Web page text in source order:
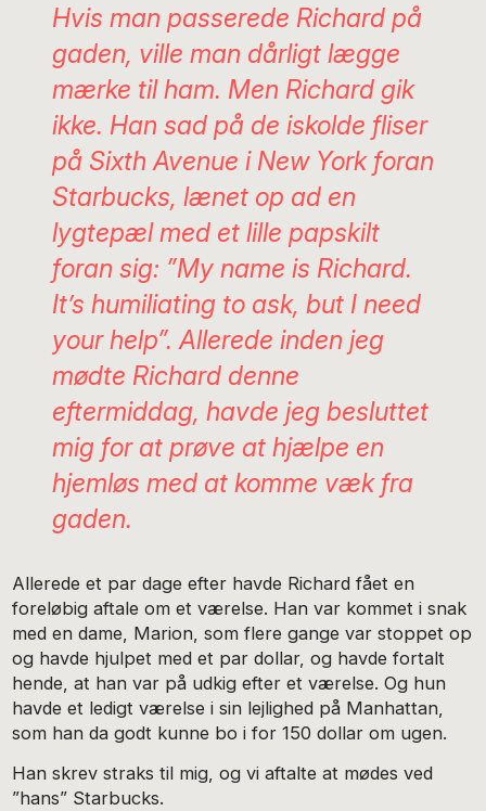
Hvis man passerede Richard på
gaden, ville man dårligt lægge
mærke til ham. Men Richard gik
ikke. Han sad på de iskolde fliser
på Sixth Avenue i New York foran
Starbucks, lænet op ad en
lygtepæl med et lille papskilt
foran sig: ”My name is Richard.
It’s humiliating to ask, but I need
your help”. Allerede inden jeg
mødte Richard denne
eftermiddag, havde jeg besluttet
mig for at prøve at hjælpe en
hjemløs med at komme væk fra
gaden.
Allerede et par dage efter havde Richard fået en
foreløbig aftale om et værelse. Han var kommet i snak
med en dame, Marion, som flere gange var stoppet op
og havde hjulpet med et par dollar, og havde fortalt
hende, at han var på udkig efter et værelse. Og hun
havde et ledigt værelse i sin lejlighed på Manhattan,
som han da godt kunne bo i for 150 dollar om ugen.
Han skrev straks til mig, og vi aftalte at mødes ved
”hans” Starbucks.